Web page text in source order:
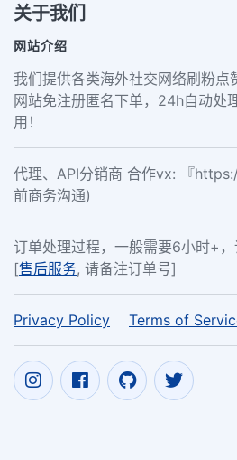
关于我们
网站介绍
我们提供各类海外社交网络刷粉点
网站免注册匿名下单，24h自动处
用！
代理、API分销商 合作vx: 『
前商务沟通)
订单处理过程，一般需要6小时+，
[售后服务, 请备注订单号]
Privacy Policy Terms of